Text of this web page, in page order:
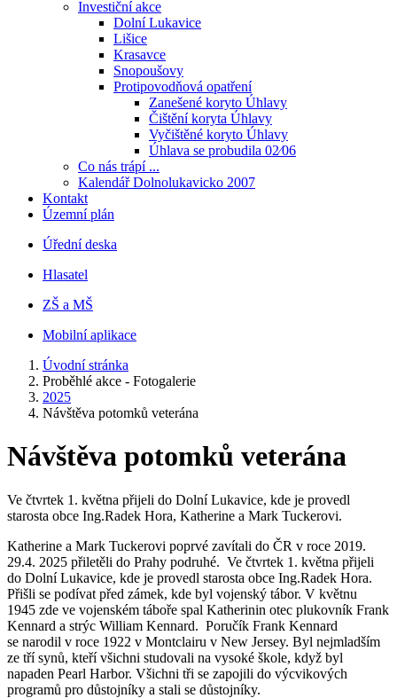
Investiční akce
Dolní Lukavice
Lišice
Krasavce
Snopoušovy
Protipovodňová opatření
Zanešené koryto Úhlavy
Čištění koryta Úhlavy
Vyčištěné koryto Úhlavy
Úhlava se probudila 02⁄06
Co nás trápí ...
Kalendář Dolnolukavicko 2007
Kontakt
Územní plán
Úřední deska
Hlasatel
ZŠ a MŠ
Mobilní aplikace
Úvodní stránka
Proběhlé akce - Fotogalerie
2025
Návštěva potomků veterána
Návštěva potomků veterána
Ve čtvrtek 1. května přijeli do Dolní Lukavice, kde je provedl
starosta obce Ing.Radek Hora, Katherine a Mark Tuckerovi.
Katherine a Mark Tuckerovi poprvé zavítali do ČR v roce 2019.
29.4. 2025 přiletěli do Prahy podruhé. Ve čtvrtek 1. května přijeli
do Dolní Lukavice, kde je provedl starosta obce Ing.Radek Hora.
Přišli se podívat před zámek, kde byl vojenský tábor. V květnu
1945 zde ve vojenském táboře spal Katherinin otec plukovník Frank
Kennard a strýc William Kennard. Poručík Frank Kennard
se narodil v roce 1922 v Montclairu v New Jersey. Byl nejmladším
ze tří synů, kteří všichni studovali na vysoké škole, když byl
napaden Pearl Harbor. Všichni tři se zapojili do výcvikových
programů pro důstojníky a stali se důstojníky.